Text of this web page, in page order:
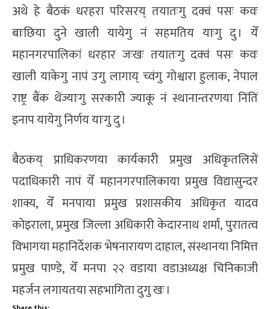
अथे हे बैठकं धरहरा परिसरय् तयातःगु दक्वं पसः कवः
बाःछिया दुने खाली यायेगु नं सहमतिय याःगु दु । येँ
महानगरपालिकां धरहार जःखः तयातःगु दक्वं पसः कवः
खाली याकेगु नापं उगु लागाय् च्वंगु गोश्वारा हुलाक, नेपाल
राष्ट्र बैंक थेंज्याःगु सरकारी ज्याकू नं स्थानान्तरणया निंतिं
इनाप यायेगु निर्णय याःगु दु ।
बैठकय् प्राधिकरणया कार्यकारी प्रमुख अधिकृतलिसें
पदाधिकारी नापं येँ महानगरपालिकाया प्रमुख विद्यासुन्दर
शाक्य, येँ मनपाया प्रमुख प्रशासकीय अधिकृत यादव
कोइराला, प्रमुख जिल्ला अधिकारी केदारनाथ शर्मा, पुरातत्व
विभागया महानिर्देशक भेषनारायण दाहाल, संस्थानया निमित्त
प्रमुख पाण्डे, येँ मनपा २२ वडाया वडाअध्यक्ष चिनिकाजी
महर्जन लगायतया सहभागिता दुगु खः ।